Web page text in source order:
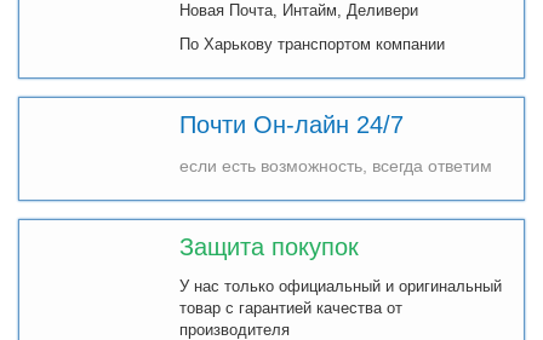
Новая Почта, Интайм, Деливери
По Харькову транспортом компании
Почти Он-лайн 24/7
если есть возможность, всегда ответим
Защита покупок
У нас только официальный и оригинальный
товар с гарантией качества от
производителя